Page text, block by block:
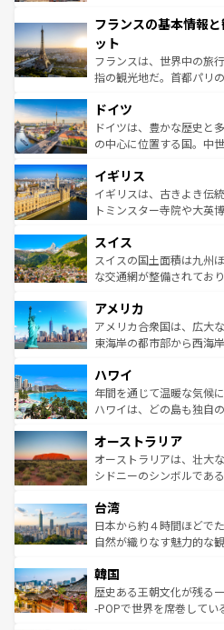
ませてくれるイタリアで
なお、新着のイタリア情報
しい。
文化が根付くこの国では
れる闘牛、そして美味し
る。首都マドリードの洗
アートに溢れた街角から
せる。地方によって風土
ンテンツ一覧を参照して
フランスの基本情報
ット
フランスは、世界中の旅
指の観光地だ。首都パリ
で、幅広い魅力が詰まっ
聖堂、美しいビーチ、そ
から魅了する。また、フ
いる。シャンパンの発祥
香り高いラベンダー畑な
らに、パリ以外の地域に
れる地方に足を運ぶとそ
きるだろう。 な
を参照してほしい。
ドイツ
ドイツは、豊かな歴史と
の中心に位置する国。中
顔を持つこの国は、どこ
ルリンの文化的活気、バ
してライン川沿いのワイ
は、お酒好きな人にはぜひ体験し
ドイツ情報はコンテンツ
イギリス
イギリスは、古きよき伝
トミンスター寺院や大英
リアごとに異なる魅力が
ティー、ビール好きには
戦など、本場だからこそ
ンツ一覧を参照してほしい
スイス
スイスの国土面積は九州
な交通網が整備されてお
の建物がそのまま残る町
博物館もあり、アルプス
ことができる。国民の所
ば市内交通費無料で観光を楽
着のスイス情報はコンテ
アメリカ
アメリカ合衆国は、広大
東海岸の都市部から西海
のような巨大都市は、観
ンメントが詰まった刺激
西部には大自然が広がり
部のニューオーリンズで
文化が魅力。旅行者はア
しみながら、その多様性
ならではの贅沢な旅のスタイルだ。 なお、
情報はコンテンツ一覧を
ハワイ
年間を通じて温暖な気候
ハワイは、どの島も独自
ワイ島は見逃せない。ま
島だが、静かな自然を求
おすすめ。エメラルドグ
れるおもてなしの心で訪
人々、おいしいローカル
ク、伝統的なフラダンス
ワイを、存分に味わってほしい。 なお、新着
はコンテンツ一覧を参照
オーストラリア
オーストラリアは、壮大
シドニーのシンボルであ
リアリーフや大陸中央部
ク）、タスマニアの美し
ど、見どころがたくさん
いる。アクティビティも
ビング、ハイキングなど
い。オーストラリアの多
台湾
日本から約４時間ほどで
自然が織りなす魅力的な
ン）、静ひつな山岳地帯
と山間の静けさが共存し
驚きをもたらしてくれる
韓国
歴史ある王朝文化が残る
-POPで世界を席巻してい